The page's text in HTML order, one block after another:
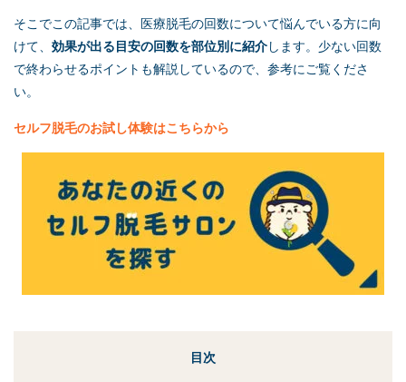
そこでこの記事では、医療脱毛の回数について悩んでいる方に向
けて、 効果が出る目安の回数を部位別に紹介します。少ない回数
で終わらせるポイントも解説しているので、参考にご覧くださ
い。
セルフ脱毛のお試し体験はこちらから
目次